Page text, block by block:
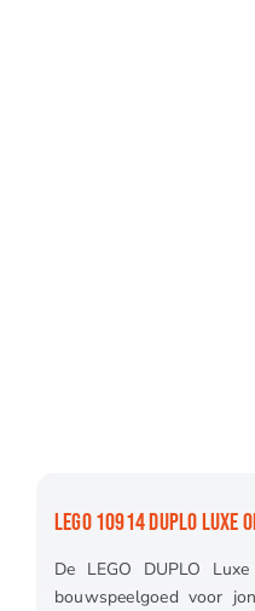
LEGO 10914 DUPLO LUXE
De LEGO DUPLO
bouwspeelgoed voor